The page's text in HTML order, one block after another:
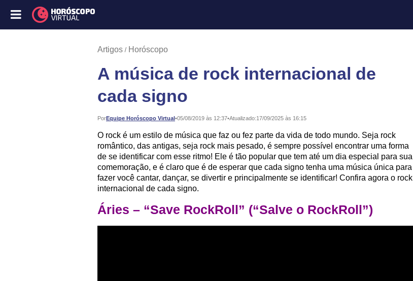
Artigos Horóscopo
A música de rock internacional de
cada signo
PorEquipe Horóscopo Virtual•
Publicado: 05/08/2019 às 12:37•Atualizado:17/09/2025 às 16:15
O rock é um estilo de música que faz ou fez parte da vida de todo mundo. Seja rock
romântico, das antigas, seja rock mais pesado, é sempre possível encontrar uma forma
de se identificar com esse ritmo! Ele é tão popular que tem até um dia especial para sua
comemoração, e é claro que é de esperar que cada signo tenha uma música única para
fazer você cantar, dançar, se divertir e principalmente se identificar! Confira agora o rock
internacional de cada signo.
Áries – “Save RockRoll” (“Salve o RockRoll”)